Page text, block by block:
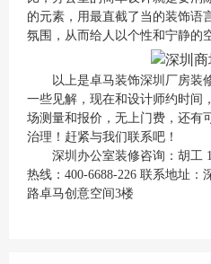
的元素，用最直截了当的装饰语
氛围，从而给人以个性和宁静的
以上是卓马装饰深圳厂房装
一些见解，现在和设计师约时间
场测量和报价，无上门费，还有
治理！赶紧与我们联系吧！
深圳办公室装修咨询：胡工
热线：400-6688-226 联系地址
路卓马创意空间3楼